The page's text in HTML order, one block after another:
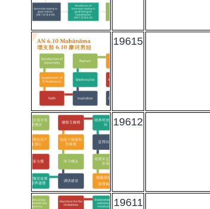
19615
19612
19611